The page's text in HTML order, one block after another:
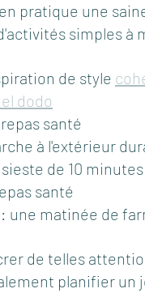
pratique une
simples à
de style
dodo
santé
à l'extérieur
de 10 minutes
santé
une matinée de
de telles
planifier un